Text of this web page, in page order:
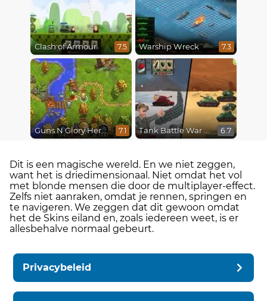
Clash of Armour 7.5 Warship Wreck 7.3
Guns N Glory Heroes 7.1 Tank Battle War Commander 6.7
Dit is een magische wereld. En we niet zeggen,
want het is driedimensionaal. Niet omdat het vol
met blonde mensen die door de multiplayer-effect.
Zelfs niet aanraken, omdat je rennen, springen en
te navigeren. We zeggen dat dit gewoon omdat
het de Skins eiland en, zoals iedereen weet, is er
allesbehalve normaal gebeurt.
Privacybeleid